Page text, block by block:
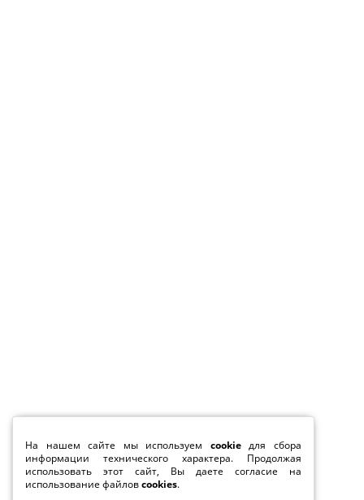
На нашем сайте мы используем cookieдля сбора
информации технического характера. Продолжая
использовать этот сайт, Вы даете согласие на
использование файловcookies.